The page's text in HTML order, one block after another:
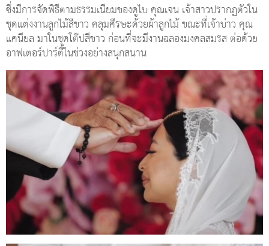
ซึ่งมีการจัดพิธีตามธรรมเนียมของดูไบ คุณเจน เจ้าสาวปรากฏตัวใน
ชุดแต่งงานลูกไม้สีขาว คลุมศีรษะด้วยผ้าลูกไม้ ขณะที่เจ้าบ่าว คุณ
แคนียล มาในชุดโต๊ปสีขาว ก่อนที่จะมีงานฉลองมงคลสมรส ต่อด้วย
อาฟเตอร์ปาร์ตี้ในช่วงอย่างสนุกสนาน